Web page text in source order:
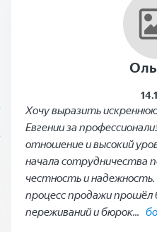
Хочу выразить
Евгении за
отношение и высокий
начала сотрудничества
честность и
процесс продажи прошёл
переживаний и бюрок...